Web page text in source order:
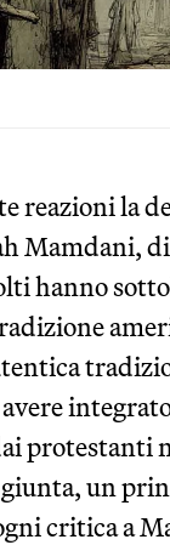
reazioni la
Mamdani,
hanno
protestanti
un
critica a